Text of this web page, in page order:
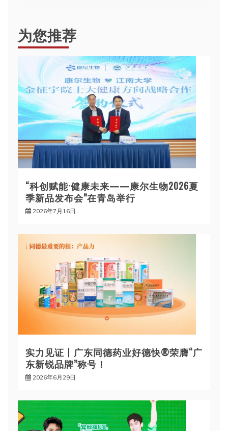
为您推荐
“科创赋能·健康未来——康尔生物2026夏
季新品发布会”在青岛举行
2026年7月16日
实力见证丨广东同德药业好德快®荣膺“广
东新锐品牌”称号！
2026年6月29日